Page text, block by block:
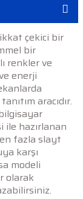
çekici bir
bir
renkler ve
enerji
aracıdır.
ile hazırlanan
fazla slayt
karşı
modeli
olarak